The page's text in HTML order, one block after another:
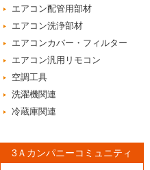
エアコン配管用部材
エアコン洗浄部材
エアコンカバー・フィルター
エアコン汎用リモコン
空調工具
洗濯機関連
冷蔵庫関連
3Ａカンパニーコミュニティ